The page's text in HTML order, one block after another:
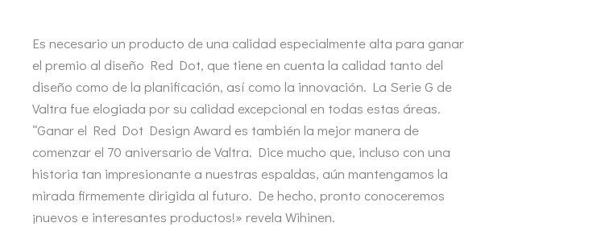
Es necesario un producto de una calidad especialmente alta para ganar
el premio al diseño Red Dot, que tiene en cuenta la calidad tanto del
diseño como de la planificación, así como la innovación. La Serie G de
Valtra fue elogiada por su calidad excepcional en todas estas áreas.
“Ganar el Red Dot Design Award es también la mejor manera de
comenzar el 70 aniversario de Valtra. Dice mucho que, incluso con una
historia tan impresionante a nuestras espaldas, aún mantengamos la
mirada firmemente dirigida al futuro. De hecho, pronto conoceremos
¡nuevos e interesantes productos!» revela Wihinen.